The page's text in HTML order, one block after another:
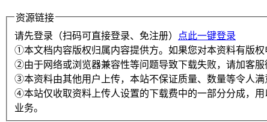
资源链接
请先登录（扫码可直接登录、免注册）
点此一键登录
①本文档内容版权归属内容提供方。如果您对本资料有版
②由于网络或浏览器兼容性等问题导致下载失败，请加客服
③本资料由其他用户上传，本站不保证质量、数量等令人
④本站仅收取资料上传人设置的下载费中的一部分分成，
业务。